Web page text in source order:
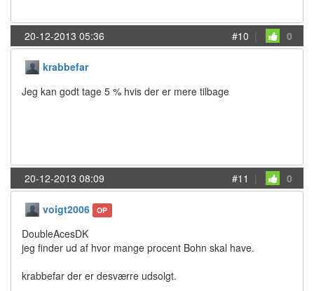
20-12-2013 05:36 #10 | 0
krabbefar
Jeg kan godt tage 5 % hvis der er mere tilbage
20-12-2013 08:09 #11 | 0
voigt2006 OP
DoubleAcesDK
jeg finder ud af hvor mange procent Bohn skal have.
krabbefar der er desværre udsolgt.